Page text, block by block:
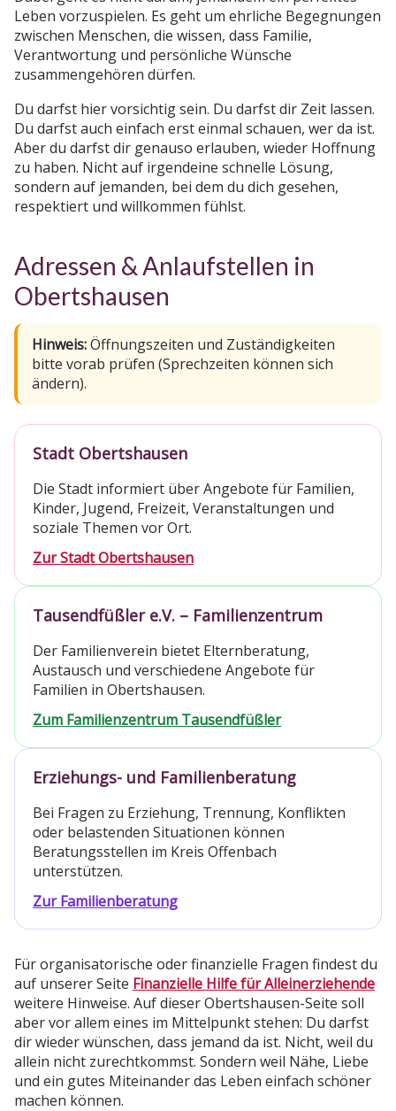
Leben vorzuspielen. Es geht um ehrliche Begegnungen
zwischen Menschen, die wissen, dass Familie,
Verantwortung und persönliche Wünsche
zusammengehören dürfen.
Du darfst hier vorsichtig sein. Du darfst dir Zeit lassen.
Du darfst auch einfach erst einmal schauen, wer da ist.
Aber du darfst dir genauso erlauben, wieder Hoffnung
zu haben. Nicht auf irgendeine schnelle Lösung,
sondern auf jemanden, bei dem du dich gesehen,
respektiert und willkommen fühlst.
Adressen & Anlaufstellen in
Obertshausen
Hinweis:Öffnungszeiten und Zuständigkeiten
bitte vorab prüfen (Sprechzeiten können sich
ändern).
Stadt Obertshausen
Die Stadt informiert über Angebote für Familien,
Kinder, Jugend, Freizeit, Veranstaltungen und
soziale Themen vor Ort.
Zur Stadt Obertshausen
Tausendfüßler e.V. – Familienzentrum
Der Familienverein bietet Elternberatung,
Austausch und verschiedene Angebote für
Familien in Obertshausen.
Zum Familienzentrum Tausendfüßler
Erziehungs- und Familienberatung
Bei Fragen zu Erziehung, Trennung, Konflikten
oder belastenden Situationen können
Beratungsstellen im Kreis Offenbach
unterstützen.
Zur Familienberatung
Für organisatorische oder finanzielle Fragen findest du
auf unserer Seite Finanzielle Hilfe für Alleinerziehende
weitere Hinweise. Auf dieser Obertshausen-Seite soll
aber vor allem eines im Mittelpunkt stehen: Du darfst
dir wieder wünschen, dass jemand da ist. Nicht, weil du
allein nicht zurechtkommst. Sondern weil Nähe, Liebe
und ein gutes Miteinander das Leben einfach schöner
machen können.